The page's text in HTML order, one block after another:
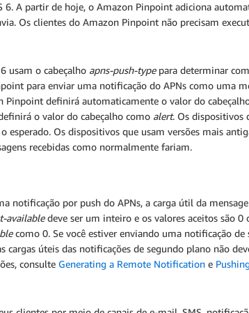
6. A partir de hoje, o Amazon Pinpoint adiciona
Os clientes do Amazon Pinpoint não precisam
usam o cabeçalho apns-push-typepara determinar
para enviar uma notificação do APNs como uma
definirá automaticamente o valor do
o valor do cabeçalho como alert. Os dispositivos
esperado. Os dispositivos que usam versões mais
recebidas como normalmente fariam.
notificação por push do APNs, a carga útil da
availabledeve ser um inteiro e os valores aceitos são 0
como 0. Se você estiver enviando uma notificação
cargas úteis das notificações de segundo plano não
consulte Generating a Remote Notification e